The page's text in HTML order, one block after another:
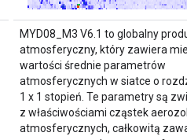
MYD08_M3 V6.1 to globalny
atmosferyczny, który zawiera
wartości średnie parametrów
atmosferycznych w siatce o
1 x 1 stopień. Te parametry są
z właściwościami cząstek
atmosferycznych, całkowitą